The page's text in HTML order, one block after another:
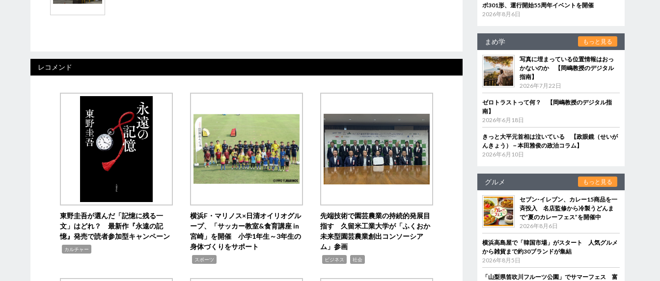
レコメンド
東野圭吾が選んだ「記憶に残る一
文」はどれ？ 最新作『永遠の記
憶』発売で読者参加型キャンペーン
カルチャー
横浜F・マリノス×日清オイリオグル
ープ、「サッカー教室&食育講座 in
宮崎」を開催 小学1年生～3年生の
身体づくりをサポート
スポーツ
先端技術で園芸農業の持続的発展目
指す 久留米工業大学が「ふくおか
未来型園芸農業創出コンソーシア
ム」参画
ビジネス 社会
ボ301形、運行開始55周年イベントを開催
2026年8月6日
まめ学 もっと見る
写真に埋まっている位置情報はおっ
かないのか 【岡嶋教授のデジタル
指南】
2026年7月22日
ゼロトラストって何？ 【岡嶋教授のデジタル指
南】
2026年6月18日
きっと大平元首相は泣いている 【政眼鏡（せいが
んきょう）－本田雅俊の政治コラム】
2026年6月10日
グルメ もっと見る
セブン‐イレブン、カレー15商品を一
斉投入 名店監修から冷製うどんま
で“夏のカレーフェス”を開催中
2026年8月6日
横浜高島屋で「韓国市場」がスタート 人気グルメ
から雑貨まで約30ブランドが集結
2026年8月5日
「山梨県笛吹川フルーツ公園」でサマーフェス 富